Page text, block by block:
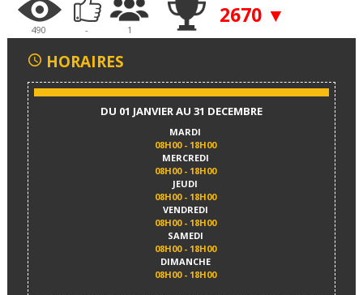
490 - 1
2670 ▼
HORAIRES
DU 01 JANVIER AU 31 DECEMBRE
MARDI
08H00 - 18H00
MERCREDI
08H00 - 18H00
JEUDI
08H00 - 18H00
VENDREDI
08H00 - 18H00
SAMEDI
08H00 - 18H00
DIMANCHE
08H00 - 18H00